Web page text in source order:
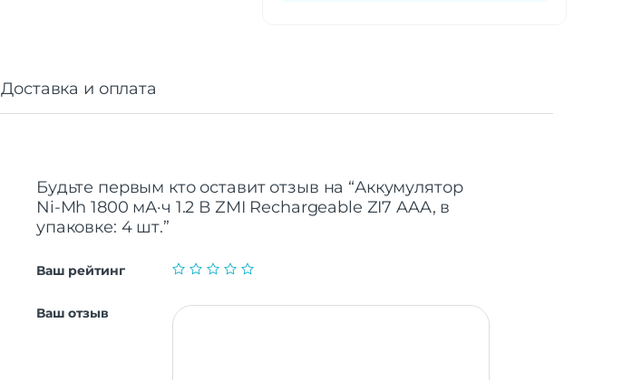
Доставка и оплата
Будьте первым кто оставит отзыв на “Аккумулятор
Ni-Mh 1800 мА·ч 1.2 В ZMI Rechargeable ZI7 AAA, в
упаковке: 4 шт.”
Ваш рейтинг
Ваш отзыв